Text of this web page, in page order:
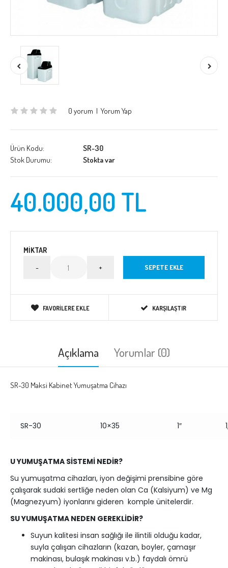
0 yorum | Yorum Yap
Ürün Kodu:
SR-30
Stok Durumu:
Stokta var
40.000,00 TL
MIKTAR
FAVORILERE EKLE KARŞILAŞTIR
Açıklama Yorumlar (0)
SR-30 Maksi Kabinet Yumuşatma Cihazı
SR-30 10×35 1″
U YUMUŞATMA SİSTEMİ NEDİR?
Su yumuşatma cihazları, iyon değişimi prensibine göre
çalışarak sudaki sertliğe neden olan Ca (Kalsiyum) ve Mg
(Magnezyum) iyonlarını gideren komple ünitelerdir.
SU YUMUŞATMA NEDEN GEREKLİDİR?
Suyun kalitesi insan sağlığı ile ilintili olduğu kadar,
suyla çalışan cihazların (kazan, boyler, çamaşır
makinası, bulaşık makinası v.b.) faydalı ömrü